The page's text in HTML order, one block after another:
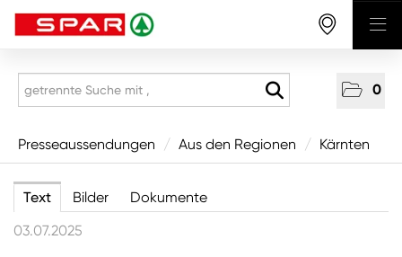
0
Presseaussendungen
Aus den Regionen
Presseaussendungen / Aus den Regionen / Kärnten
Text Bilder
Dokumente
03.07.2025